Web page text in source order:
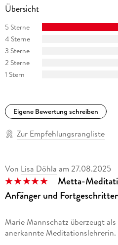
Übersicht
5 Sterne
4 Sterne
3 Sterne
2 Sterne
1 Stern
Eigene Bewertung schreiben
Zur Empfehlungsrangliste
Von Lisa Döhla am 27.08.2025
Metta-
Anfänger und
Marie Mannschatz überzeugt
anerkannte Meditationslehrerin.